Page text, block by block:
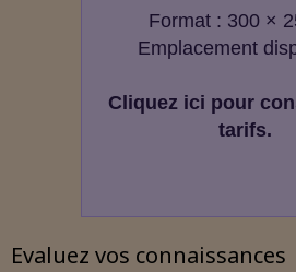
Format : 300 ×
Emplacement
Cliquez ici pour
tarifs.
Evaluez vos connaissances